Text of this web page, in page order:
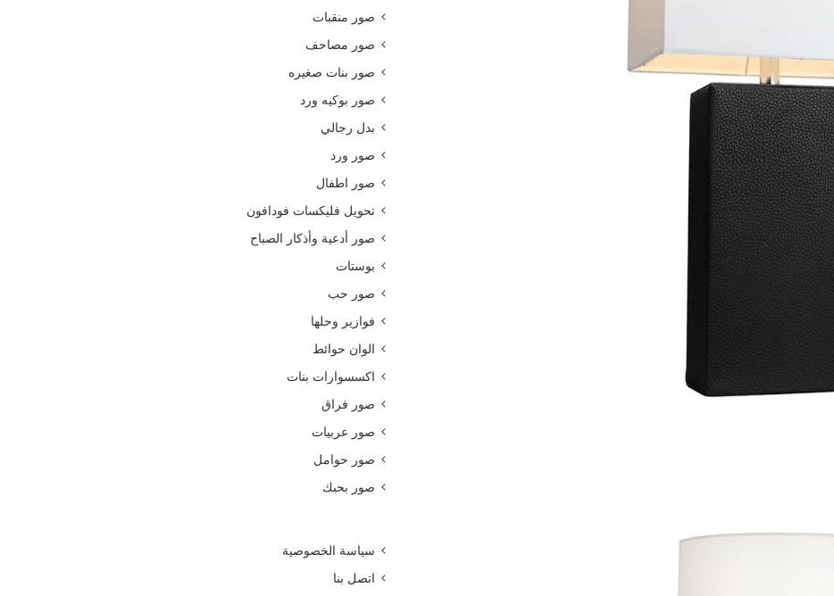
صور منقبات
صور مصاحف
صور بنات صغيره
صور بوكيه ورد
بدل رجالي
صور ورد
صور اطفال
تحويل فليكسات فودافون
صور أدعية وأذكار الصباح
بوستات
صور حب
فوازير وحلها
الوان حوائط
اكسسوارات بنات
صور فراق
صور عربيات
صور حوامل
صور بحبك
سياسة الخصوصية
اتصل بنا